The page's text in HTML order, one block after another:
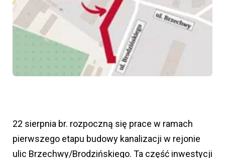
22 sierpnia br. rozpoczną się prace w ramach
pierwszego etapu budowy kanalizacji w rejonie
ulic Brzechwy/Brodzińskiego. Ta część inwestycji